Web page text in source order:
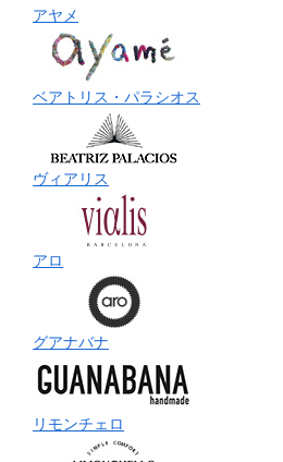
アヤメ
ベアトリス・パラシオス
ヴィアリス
アロ
グアナバナ
リモンチェロ